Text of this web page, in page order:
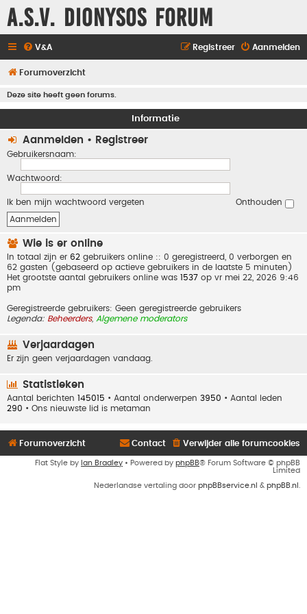
A.S.V. Dionysos Forum
V&A Aanmelden
Registreer
Forumoverzicht
Deze site heeft geen forums.
Informatie
Aanmelden • Registreer
Gebruikersnaam:
Wachtwoord:
Ik ben mijn wachtwoord vergeten Onthouden
Wie is er online
In totaal zijn er 62 gebruikers online :: 0 geregistreerd, 0 verborgen en
62 gasten (gebaseerd op actieve gebruikers in de laatste 5 minuten)
Het grootste aantal gebruikers online was 1537 op vr mei 22, 2026 9:46
pm
Geregistreerde gebruikers: Geen geregistreerde gebruikers
Legenda: Beheerders, Algemene moderators
Verjaardagen
Er zijn geen verjaardagen vandaag.
Statistieken
Aantal berichten 145015 • Aantal onderwerpen 3950 • Aantal leden
290 • Ons nieuwste lid is metaman
Forumoverzicht Verwijder alle forumcookies
Contact
Flat Style by Ian Bradley • Powered by phpBB® Forum Software © phpBB
Limited
Nederlandse vertaling door phpBBservice.nl & phpBB.nl